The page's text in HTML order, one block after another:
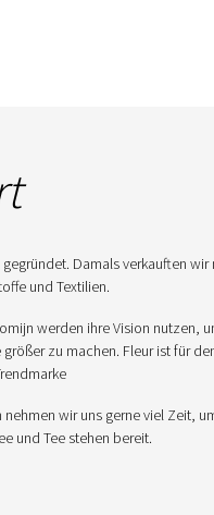
Damals verkauften wir
und Textilien.
werden ihre Vision nutzen,
zu machen. Fleur ist für
wir uns gerne viel Zeit,
und Tee stehen bereit.